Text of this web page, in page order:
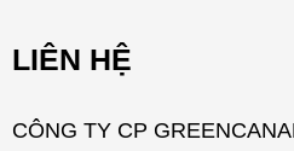
m
c
LIÊN HỆ
CÔNG TY CP